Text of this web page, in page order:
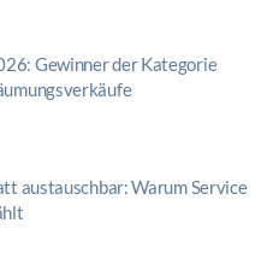
Gewinner der Kategorie
austauschbar: Warum Service